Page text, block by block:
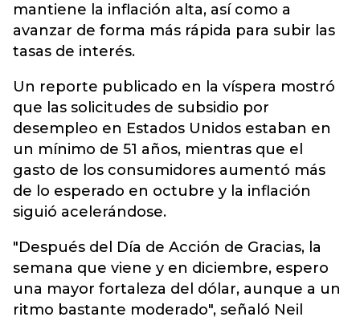
mantiene la inflación alta, así como a
avanzar de forma más rápida para subir las
tasas de interés.
Un reporte publicado en la víspera mostró
que las solicitudes de subsidio por
desempleo en Estados Unidos estaban en
un mínimo de 51 años, mientras que el
gasto de los consumidores aumentó más
de lo esperado en octubre y la inflación
siguió acelerándose.
"Después del Día de Acción de Gracias, la
semana que viene y en diciembre, espero
una mayor fortaleza del dólar, aunque a un
ritmo bastante moderado", señaló Neil